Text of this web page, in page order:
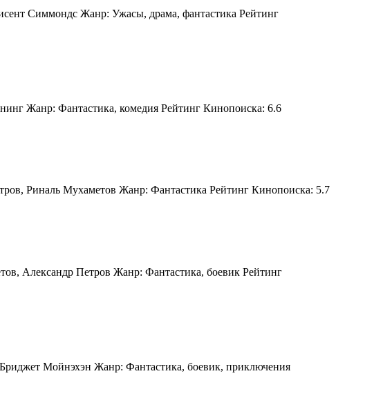
Симмондс Жанр: Ужасы, драма, фантастика Рейтинг
Жанр: Фантастика, комедия Рейтинг Кинопоиска: 6.6
Риналь Мухаметов Жанр: Фантастика Рейтинг Кинопоиска: 5.7
Александр Петров Жанр: Фантастика, боевик Рейтинг
Мойнэхэн Жанр: Фантастика, боевик, приключения